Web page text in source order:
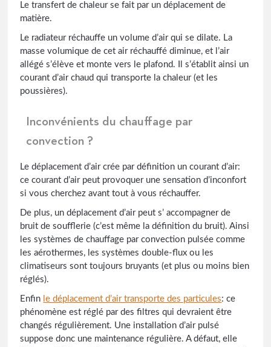
Le transfert de chaleur se fait par un déplacement de
matière.
Le radiateur réchauffe un volume d’air qui se dilate. La
masse volumique de cet air réchauffé diminue, et l’air
allégé s’élève et monte vers le plafond. Il s’établit ainsi un
courant d’air chaud qui transporte la chaleur (et les
poussières).
Inconvénients du chauffage par
convection ?
Le déplacement d’air crée par définition un courant d’air:
ce courant d’air peut provoquer une sensation d’inconfort
si vous cherchez avant tout à vous réchauffer.
De plus, un déplacement d’air peut s’ accompagner de
bruit de soufflerie (c’est même la définition du bruit). Ainsi
les systèmes de chauffage par convection pulsée comme
les aérothermes, les systèmes double-flux ou les
climatiseurs sont toujours bruyants (et plus ou moins bien
réglés).
Enfin le déplacement d’air transporte des particules: ce
phénomène est réglé par des filtres qui devraient être
changés régulièrement. Une installation d’air pulsé
suppose donc une maintenance régulière. A défaut, elle